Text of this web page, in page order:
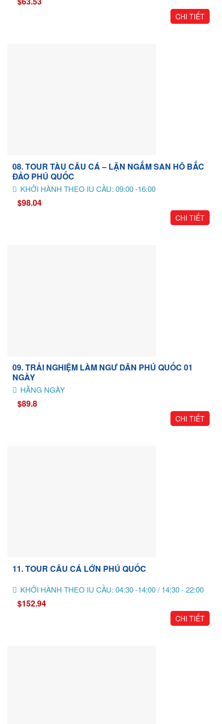
CHI TIẾT
08. TOUR TÀU CÂU CÁ – LẶN NGẮM SAN HÔ BẮC
ĐẢO PHÚ QUỐC
KHỞI HÀNH THEO IU CẦU: 09:00 -16:00
$98.04
CHI TIẾT
09. TRẢI NGHIỆM LÀM NGƯ DÂN PHÚ QUỐC 01
NGÀY
HẰNG NGÀY
$89.8
CHI TIẾT
11. TOUR CÂU CÁ LỚN PHÚ QUỐC
KHỞI HÀNH THEO IU CẦU: 04:30 -14:00 / 14:30 - 22:00
$152.94
CHI TIẾT